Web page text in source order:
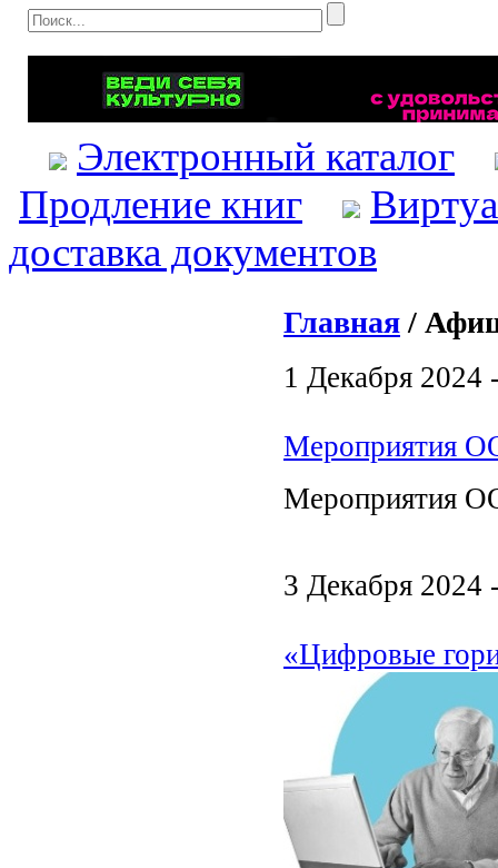
Электронный каталог
Продление книг
доставка документов
Главная /
1 Декабря 2024
Мероприятия
Мероприятия
3 Декабря 2024
«Цифровые